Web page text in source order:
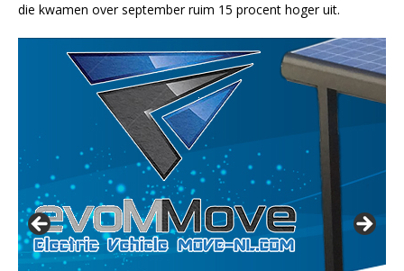
die kwamen over september ruim 15 procent hoger uit.